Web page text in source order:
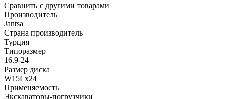
Сравнить с другими товарами
Производитель
Jantsa
Страна производитель
Турция
Типоразмер
16.9-24
Размер диска
W15Lx24
Применяемость
Экскаваторы-погрузчики